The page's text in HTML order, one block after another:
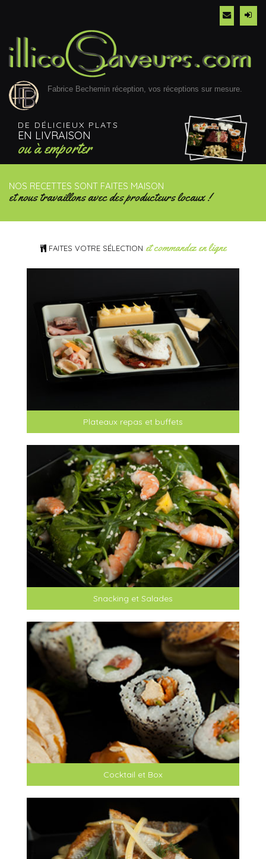
Fabrice Bechemin réception, vos réceptions sur mesure.
DE DÉLICIEUX PLATS
EN LIVRAISON
ou à emporter
NOS RECETTES SONT FAITES MAISON
et nous travaillons avec des producteurs locaux !
FAITES VOTRE SÉLECTION et commandez en ligne
Plateaux repas et buffets
Snacking et Salades
Cocktail et Box